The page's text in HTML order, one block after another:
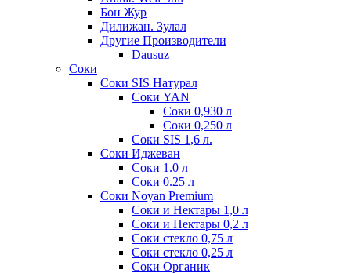
Бон Жур
Дилижан. Зулал
Другие Производители
Dausuz
Соки
Соки SIS Натурал
Соки YAN
Соки 0,930 л
Соки 0,250 л
Соки SIS 1,6 л.
Соки Иджеван
Соки 1.0 л
Соки 0.25 л
Соки Noyan Premium
Соки и Нектары 1,0 л
Соки и Нектары 0,2 л
Соки стекло 0,75 л
Соки стекло 0,25 л
Соки Органик